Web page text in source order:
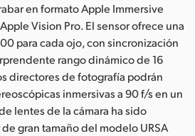
en formato Apple Immersive
Vision Pro. El sensor ofrece una
para cada ojo, con sincronización
rango dinámico de 16
directores de fotografía podrán
inmersivas a 90 f/s en un
lentes de la cámara ha sido
gran tamaño del modelo URSA